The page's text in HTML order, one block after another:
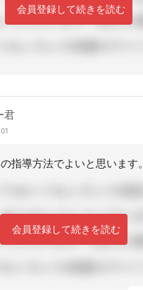
会員登録して続きを読む
君
指導方法でよいと思います。
会員登録して続きを読む